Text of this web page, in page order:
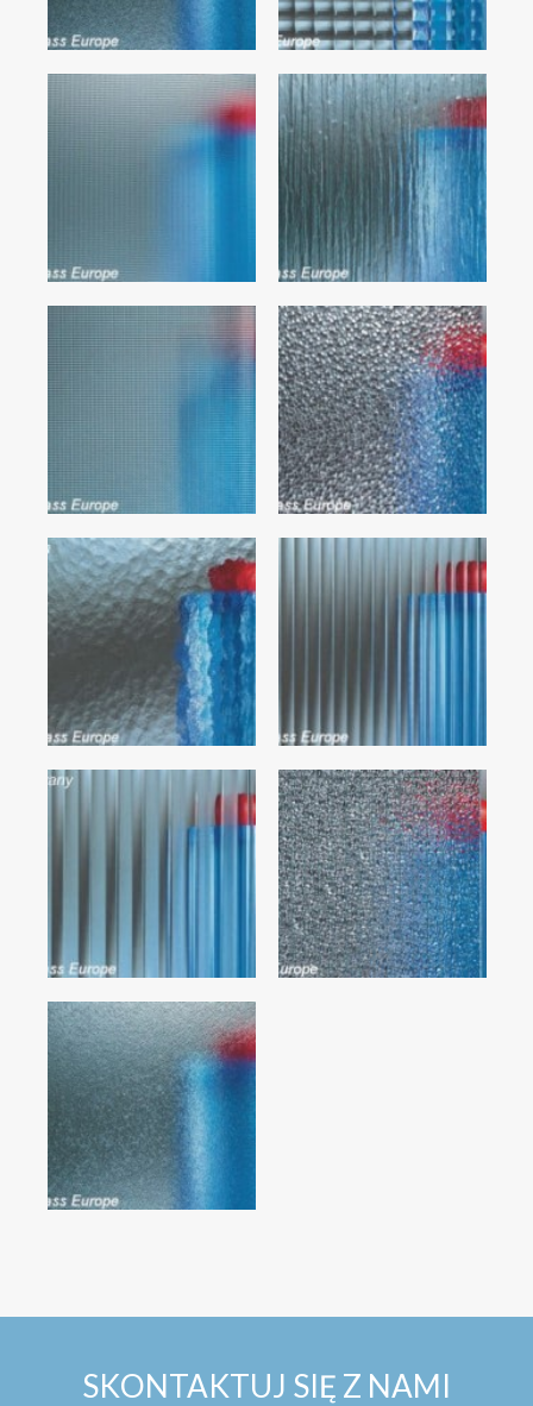
SKONTAKTUJ SIĘ Z NAMI